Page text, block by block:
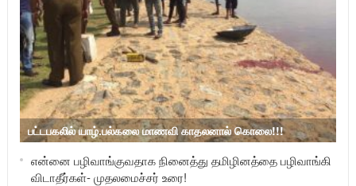
பட்டபகலில் யாழ்.பல்கலை மாணவி காதலனால் கொலை!!!
என்னை பழிவாங்குவதாக நினைத்து தமிழினத்தை பழிவாங்கி
விடாதீர்கள்- முதலமைச்சர் உரை!